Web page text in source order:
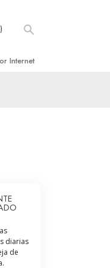
Internet
diarias
de